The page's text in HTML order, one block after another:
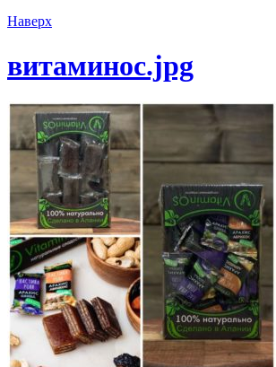
Наверх
витаминос.jpg